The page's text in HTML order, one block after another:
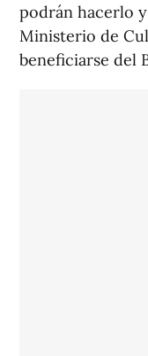
podrán hacerlo y
Ministerio de
beneficiarse del